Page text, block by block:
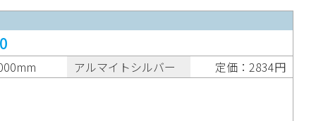
アルマイトシルバー 定価：2834円